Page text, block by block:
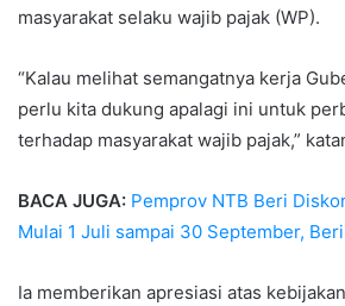
masyarakat selaku wajib pajak (WP).
“Kalau melihat semangatnya kerja
perlu kita dukung apalagi ini untuk
terhadap masyarakat wajib pajak,”
BACA JUGA: Pemprov NTB Beri
Mulai 1 Juli sampai 30 September,
Ia memberikan apresiasi atas